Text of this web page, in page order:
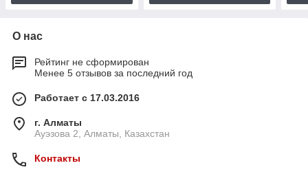
О нас
Рейтинг не сформирован
Менее 5 отзывов за последний год
Работает с 17.03.2016
г. Алматы
Ауэзова 2, Алматы, Казахстан
Контакты